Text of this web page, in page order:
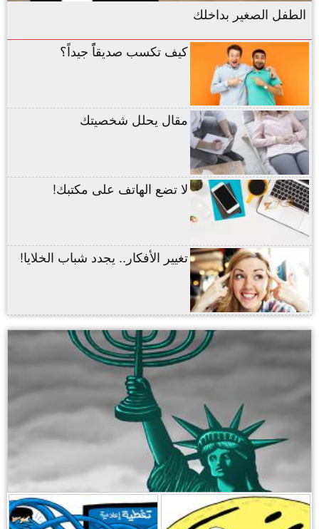
الطفل الصغير بداخلك
كيف تكسب صديقاًً جيداً؟
مقال يحلل شخصيتك
لا تضع الهاتف على مكتبك!
تغيير الأفكار.. يجدد شباب الخلايا!
,
,